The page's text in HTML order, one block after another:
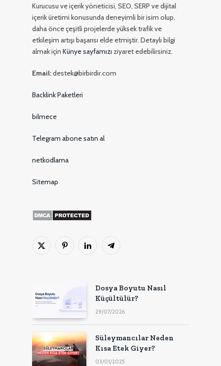
Kurucusu ve içerik yöneticisi, SEO, SERP ve dijital
içerik üretimi konusunda deneyimli bir isim olup,
daha önce çeşitli projelerde yüksek trafik ve
etkileşim artışı başarısı elde etmiştir. Detaylı bilgi
almak içinKünye sayfamızı ziyaret edebilirsiniz.
Email:destek@birbirdir.com
Backlink Paketleri
bilmece
Telegram abone satın al
netkodlama
Sitemap
X
Pinterest'inLinkedInTelgraf
Dosya Boyutu Nasıl
Küçültülür?
29/07/2026
Süleymancılar Neden
Kısa Etek Giyer?
03/01/2025